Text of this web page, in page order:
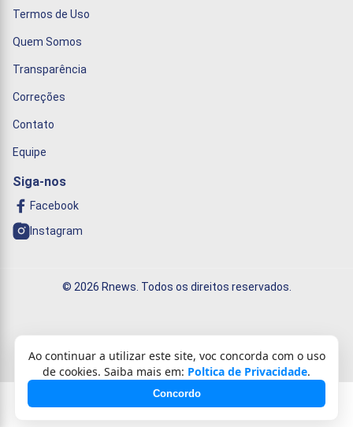
Termos de Uso
Quem Somos
Transparência
Correções
Contato
Equipe
Siga-nos
Facebook
Instagram
© 2026 Rnews. Todos os direitos reservados.
Desenvolvido com❤️porCélio Ricardo
Ao continuar a utilizar este site, voc concorda com o uso
de cookies. Saiba mais em: Poltica de Privacidade.
Concordo